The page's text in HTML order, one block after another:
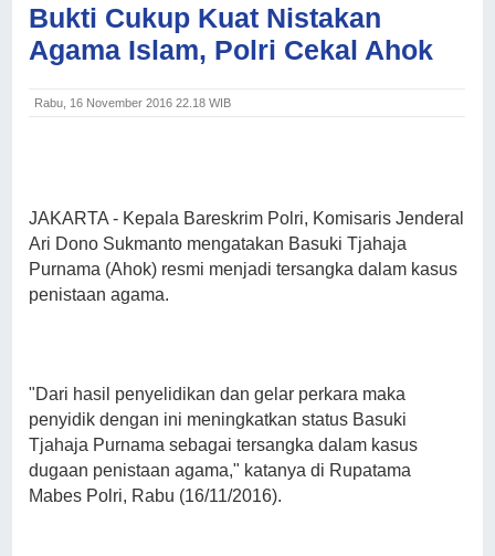
Bukti Cukup Kuat Nistakan
Agama Islam, Polri Cekal Ahok
Rabu, 16 November 2016 22.18 WIB
JAKARTA- Kepala Bareskrim Polri, Komisaris Jenderal
Ari Dono Sukmanto mengatakan Basuki Tjahaja
Purnama (Ahok) resmi menjadi tersangka dalam kasus
penistaan agama.
"Dari hasil penyelidikan dan gelar perkara maka
penyidik dengan ini meningkatkan status Basuki
Tjahaja Purnama sebagai tersangka dalam kasus
dugaan penistaan agama," katanya di Rupatama
Mabes Polri, Rabu (16/11/2016).